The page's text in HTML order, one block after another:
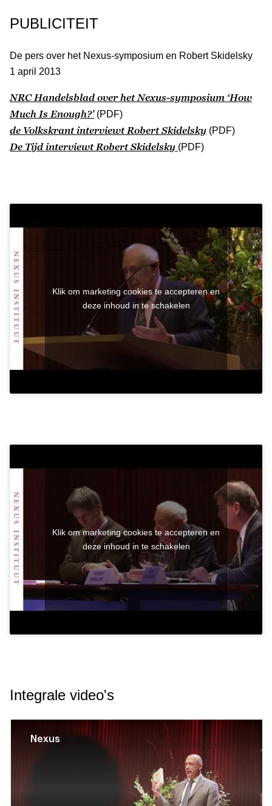
PUBLICITEIT
De pers over het Nexus-symposium en Robert Skidelsky
1 april 2013
NRC Handelsblad over het Nexus-symposium ‘How
Much Is Enough?’(PDF)
de Volkskrantinterviewt Robert Skidelsky (PDF)
De Tijd interviewt Robert Skidelsky (PDF)
Klik om marketing cookies te accepteren en
deze inhoud in te schakelen
Klik om marketing cookies te accepteren en
deze inhoud in te schakelen
Integrale video's
Nexus